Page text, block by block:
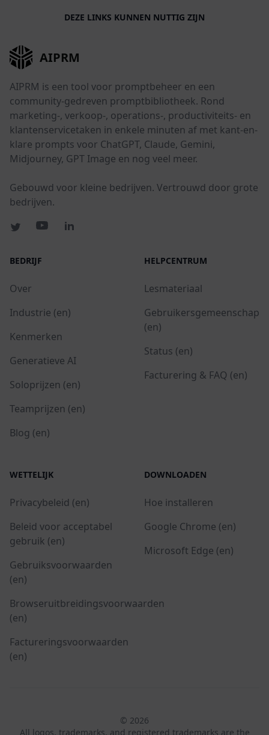
DEZE LINKS KUNNEN NUTTIG ZIJN
AIPRM
AIPRM is een tool voor promptbeheer en een
community-gedreven promptbibliotheek. Rond
marketing-, verkoop-, operations-, productiviteits- en
klantenservicetaken in enkele minuten af met kant-en-
klare prompts voor ChatGPT, Claude, Gemini,
Midjourney, GPT Image en nog veel meer.
Gebouwd voor kleine bedrijven. Vertrouwd door grote
bedrijven.
BEDRIJF
Over
Industrie (en)
Kenmerken
Generatieve AI
Soloprijzen (en)
Teamprijzen (en)
Blog (en)
HELPCENTRUM
Lesmateriaal
Gebruikersgemeenschap
(en)
Status (en)
Facturering & FAQ (en)
WETTELIJK
Privacybeleid (en)
Beleid voor acceptabel
gebruik (en)
Gebruiksvoorwaarden
(en)
Browseruitbreidingsvoorwaarden
(en)
Factureringsvoorwaarden
(en)
DOWNLOADEN
Hoe installeren
Google Chrome (en)
Microsoft Edge (en)
© 2026
All logos, trademarks, and registered trademarks are the